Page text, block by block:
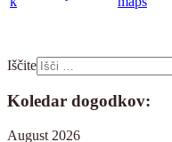
Iščite
Koledar dogodkov:
August 2026